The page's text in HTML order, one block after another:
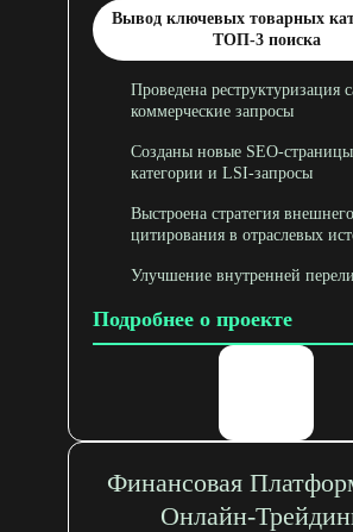
Вывод ключевых товарных
ТОП-3 поиска
Проведена реструктуризация
коммерческие запросы
Созданы новые SEO-
категории и LSI-запросы
Выстроена стратегия внешнего
цитирования в отраслевых
Улучшение внутренней
Подробнее о проекте
Финансовая
Онлайн-